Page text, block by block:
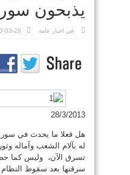
يذبحون
في اخبار عامة 03-28
28/3/2013
هل فعلا ما يحدث في
له بآلام الشعب وآماله
تسرق الآن، وليس كما
سرقتها بعد سقوط النظام